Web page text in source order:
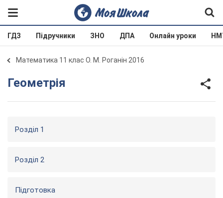
ГДЗ Підручники ЗНО ДПА Онлайн уроки
Математика 11 клас О. М. Роганін 2016
Геометрія
Розділ 1
Розділ 2
Підготовка